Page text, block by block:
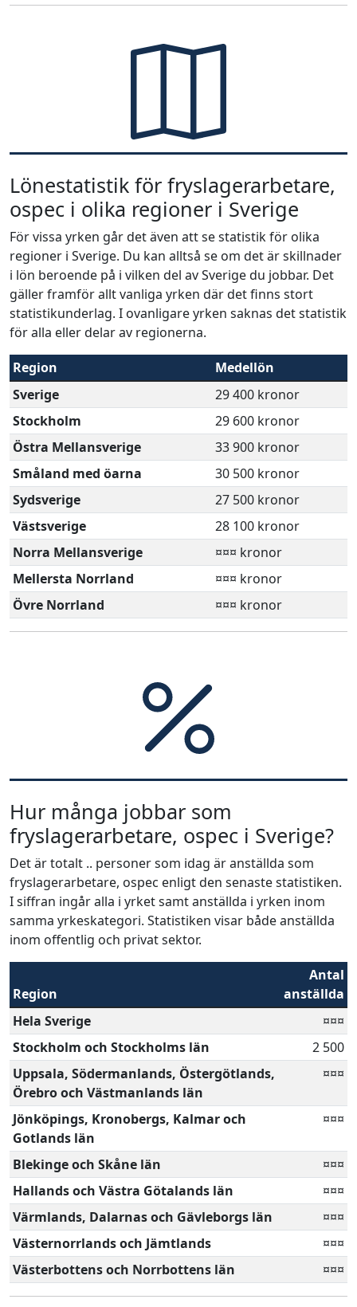
Lönestatistik för fryslagerarbetare,
ospec i olika regioner i Sverige
För vissa yrken går det även att se statistik för olika
regioner i Sverige. Du kan alltså se om det är skillnader
i lön beroende på i vilken del av Sverige du jobbar. Det
gäller framför allt vanliga yrken där det finns stort
statistikunderlag. I ovanligare yrken saknas det statistik
för alla eller delar av regionerna.
Region
Medellön
Sverige
29 400 kronor
Stockholm
29 600 kronor
Östra Mellansverige
33 900 kronor
Småland med öarna
30 500 kronor
Sydsverige
27 500 kronor
Västsverige
28 100 kronor
Norra Mellansverige
¤¤¤ kronor
Mellersta Norrland
¤¤¤ kronor
Övre Norrland
¤¤¤ kronor
Hur många jobbar som
fryslagerarbetare, ospec i Sverige?
Det är totalt .. personer som idag är anställda som
fryslagerarbetare, ospec enligt den senaste statistiken.
I siffran ingår alla i yrket samt anställda i yrken inom
samma yrkeskategori. Statistiken visar både anställda
inom offentlig och privat sektor.
Region
Antal
anställda
Hela Sverige
¤¤¤
Stockholm och Stockholms län
2 500
Uppsala, Södermanlands, Östergötlands,
Örebro och Västmanlands län
¤¤¤
Jönköpings, Kronobergs, Kalmar och
Gotlands län
¤¤¤
Blekinge och Skåne län
¤¤¤
Hallands och Västra Götalands län
¤¤¤
Värmlands, Dalarnas och Gävleborgs län
¤¤¤
Västernorrlands och Jämtlands
¤¤¤
Västerbottens och Norrbottens län
¤¤¤